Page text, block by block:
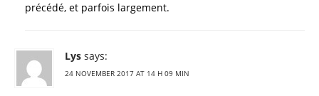
précédé, et parfois largement.
Lys says:
24 NOVEMBER 2017 AT 14 H 09 MIN